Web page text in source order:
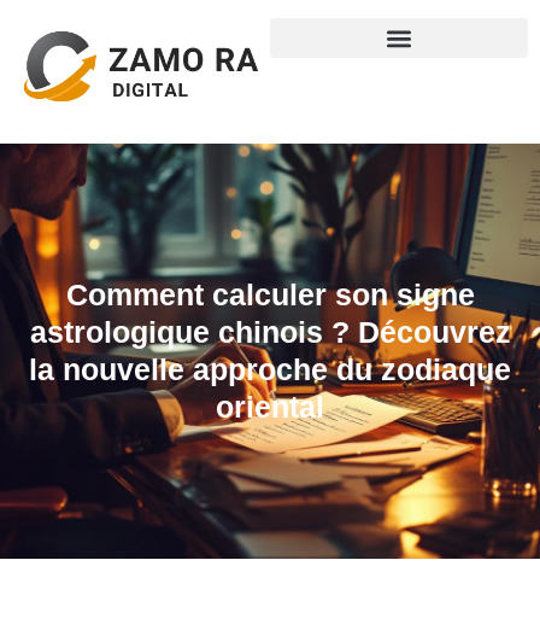
Comment calculer son signe
astrologique chinois ? Découvrez
la nouvelle approche du zodiaque
oriental